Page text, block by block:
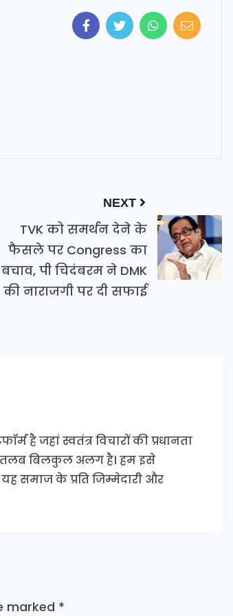
NEXT
TVK को समर्थन देने के
फैसले पर Congress का
बचाव, पी चिदंबरम ने DMK
की नाराजगी पर दी सफाई
है जहां स्वतंत्र विचारों की प्रधानता
मतलब बिलकुल अलग है। हम इसे
समाज के प्रति जिम्मेदारी और
marked *